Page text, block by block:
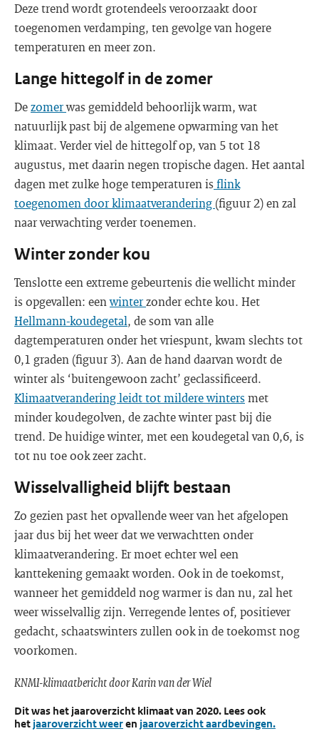
Deze trend wordt grotendeels veroorzaakt door
toegenomen verdamping, ten gevolge van hogere
temperaturen en meer zon.
Lange hittegolf in de zomer
Dezomerwas gemiddeld behoorlijk warm, wat
natuurlijk past bij de algemene opwarming van het
klimaat. Verder viel de hittegolf op, van 5 tot 18
augustus, met daarin negen tropische dagen. Het aantal
dagen met zulke hoge temperaturen isflink
toegenomen door klimaatverandering (figuur 2) en zal
naar verwachting verder toenemen.
Winter zonder kou
Tenslotte een extreme gebeurtenis die wellicht minder
is opgevallen: eenwinterzonder echte kou. Het
Hellmann-koudegetal, de som van alle
dagtemperaturen onder het vriespunt, kwam slechts tot
0,1 graden (figuur 3). Aan de hand daarvan wordt de
winter als ‘buitengewoon zacht’ geclassificeerd.
Klimaatverandering leidt tot mildere wintersmet
minder koudegolven, de zachte winter past bij die
trend. De huidige winter, met een koudegetal van 0,6, is
tot nu toe ook zeer zacht.
Wisselvalligheid blijft bestaan
Zo gezien past het opvallende weer van het afgelopen
jaar dus bij het weer dat we verwachtten onder
klimaatverandering. Er moet echter wel een
kanttekening gemaakt worden. Ook in de toekomst,
wanneer het gemiddeld nog warmer is dan nu, zal het
weer wisselvallig zijn. Verregende lentes of, positiever
gedacht, schaatswinters zullen ook in de toekomst nog
voorkomen.
KNMI-klimaatbericht door Karin van der Wiel
Dit was het jaaroverzicht klimaat van 2020. Lees ook
het jaaroverzicht weeren jaaroverzicht aardbevingen.